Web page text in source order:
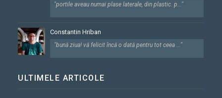
"portile aveau numai plase laterale, din plastic. p..."
Constantin Hriban
"bună ziua! vă felicit încă o dată pentru tot ceea ..."
ULTIMELE ARTICOLE